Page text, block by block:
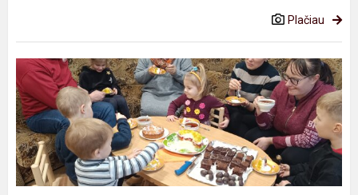
Plačiau
Pyragų
diena
Medeikiuose